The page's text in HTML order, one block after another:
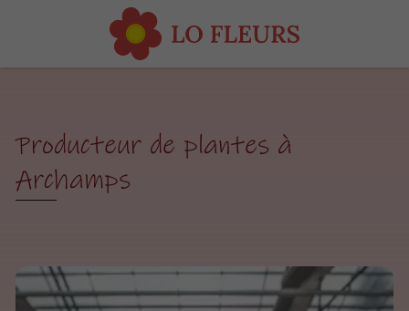
Producteur de plantes à
Archamps